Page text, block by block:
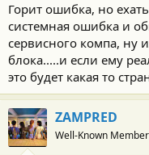
Горит ошибка, но
системная ошибка и
сервисного компа, ну
блока.....и если ему
это будет какая то
ZAMPRED
Well-Known Member